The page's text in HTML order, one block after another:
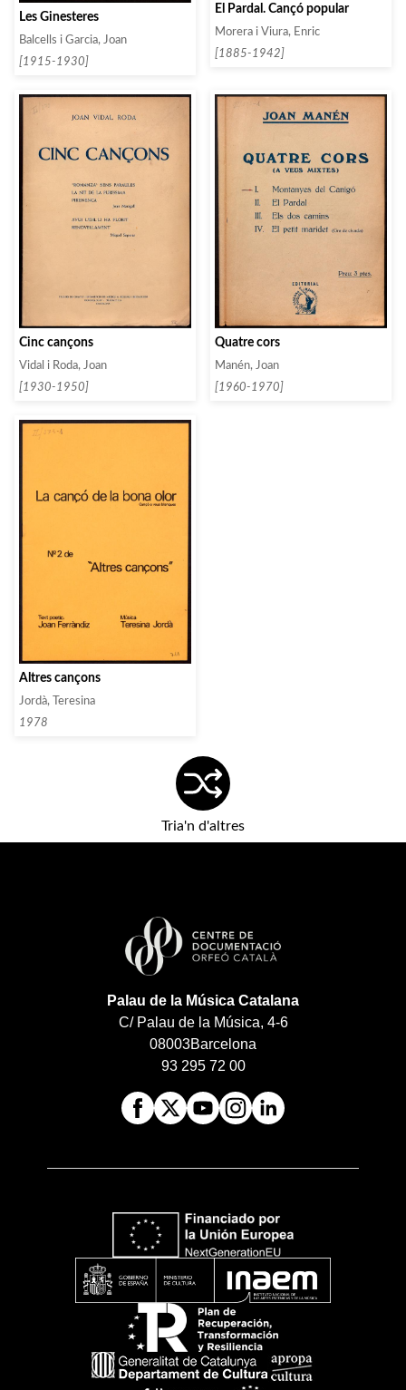
Les Ginesteres
Balcells i Garcia, Joan
[1915-1930]
El Pardal. Cançó popular
Morera i Viura, Enric
[1885-1942]
Cinc cançons
Vidal i Roda, Joan
[1930-1950]
Quatre cors
Manén, Joan
[1960-1970]
Altres cançons
Jordà, Teresina
1978
Tria'n d'altres
Palau de la Música Catalana
C/ Palau de la Música, 4-6
08003Barcelona
93 295 72 00